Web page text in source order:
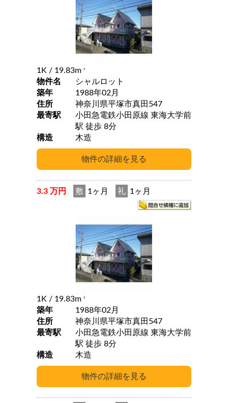
1K / 19.83m 2
物件名
シャルロット
築年
1988年02月
住所
神奈川県平塚市真田547
最寄駅
小田急電鉄小田原線 東海大学前
駅 徒歩 8分
構造
木造
3.3 万円 敷 1ヶ月 礼 1ヶ月
1K / 19.83m 2
築年
1988年02月
住所
神奈川県平塚市真田547
最寄駅
小田急電鉄小田原線 東海大学前
駅 徒歩 8分
構造
木造